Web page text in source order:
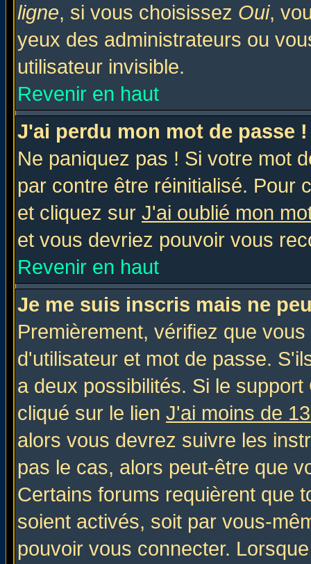
ligne, si vous choisissez Oui,
yeux des administrateurs ou
utilisateur invisible.
Revenir en haut
J'ai perdu mon mot de passe !
Ne paniquez pas ! Si votre mot
par contre être réinitialisé. Pour
et cliquez sur J'ai oublié mon
et vous devriez pouvoir vous
Revenir en haut
Je me suis inscris mais ne
Premièrement, vérifiez que
d'utilisateur et mot de passe.
a deux possibilités. Si le
cliqué sur le lien J'ai moins de
alors vous devrez suivre les
pas le cas, alors peut-être que
Certains forums requièrent que
soient activés, soit par vous-
pouvoir vous connecter.